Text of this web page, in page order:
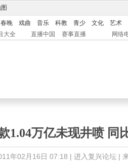
春晚 戏曲 音乐 科教 青少 文化
艺术
大全 直播中国 赛事直播 网络
1.04万亿未现井喷 同
年02月16日 07:18 | 进入复兴论坛|